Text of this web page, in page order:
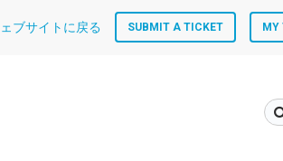
ブサイトに戻る SUBMIT A TICKET MY